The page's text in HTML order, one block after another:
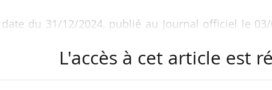
du 31/12/2024, publié au Journal officiel le
prévention des risques. Elle était directrice
L'accès à cet article est